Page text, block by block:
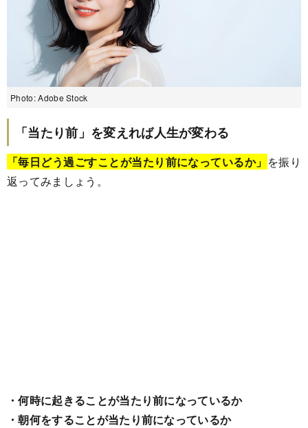
Photo: Adobe Stock
「当たり前」を変えれば人生が変わる
「毎日どう過ごすことが当たり前になっているか」 を振り
返ってみましょう。
・何時に起きることが当たり前になっているか
・朝何をすることが当たり前になっているか